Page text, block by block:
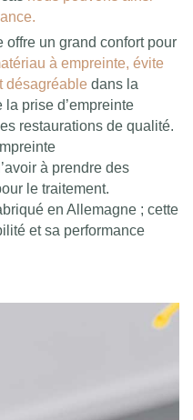
offre un grand confort pour
à empreinte, évite
désagréable dans la
prise d’empreinte
restaurations de qualité.
à prendre des
le traitement.
en Allemagne ; cette
et sa performance